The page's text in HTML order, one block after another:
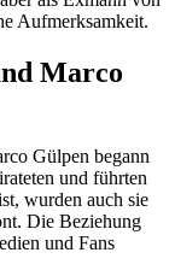
Aufmerksamkeit.
Marco
Gülpen begann
und führten
wurden auch sie
Die Beziehung
und Fans